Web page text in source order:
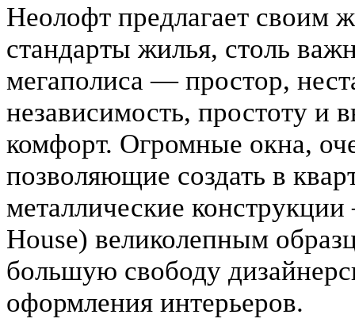
Неолофт предлагает своим
стандарты жилья, столь
мегаполиса — простор,
независимость, простоту и
комфорт. Огромные окна,
позволяющие создать в
металлические
House) великолепным
большую свободу
оформления интерьеров.